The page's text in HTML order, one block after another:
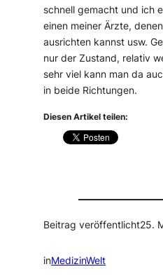
schnell gemacht und ich
einen meiner Ärzte,
ausrichten kannst usw.
nur der Zustand, relativ
sehr viel kann man da
in beide Richtungen.
Diesen Artikel teilen:
Beitrag veröffentlicht25.
inMedizinWelt